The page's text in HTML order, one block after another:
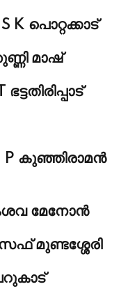
K പൊറ്റക്കാട്
മാഷ്‌
P കുഞ്ഞിരാമന്‍
മേനോന്‍
മുണ്ടശ്ശേരി